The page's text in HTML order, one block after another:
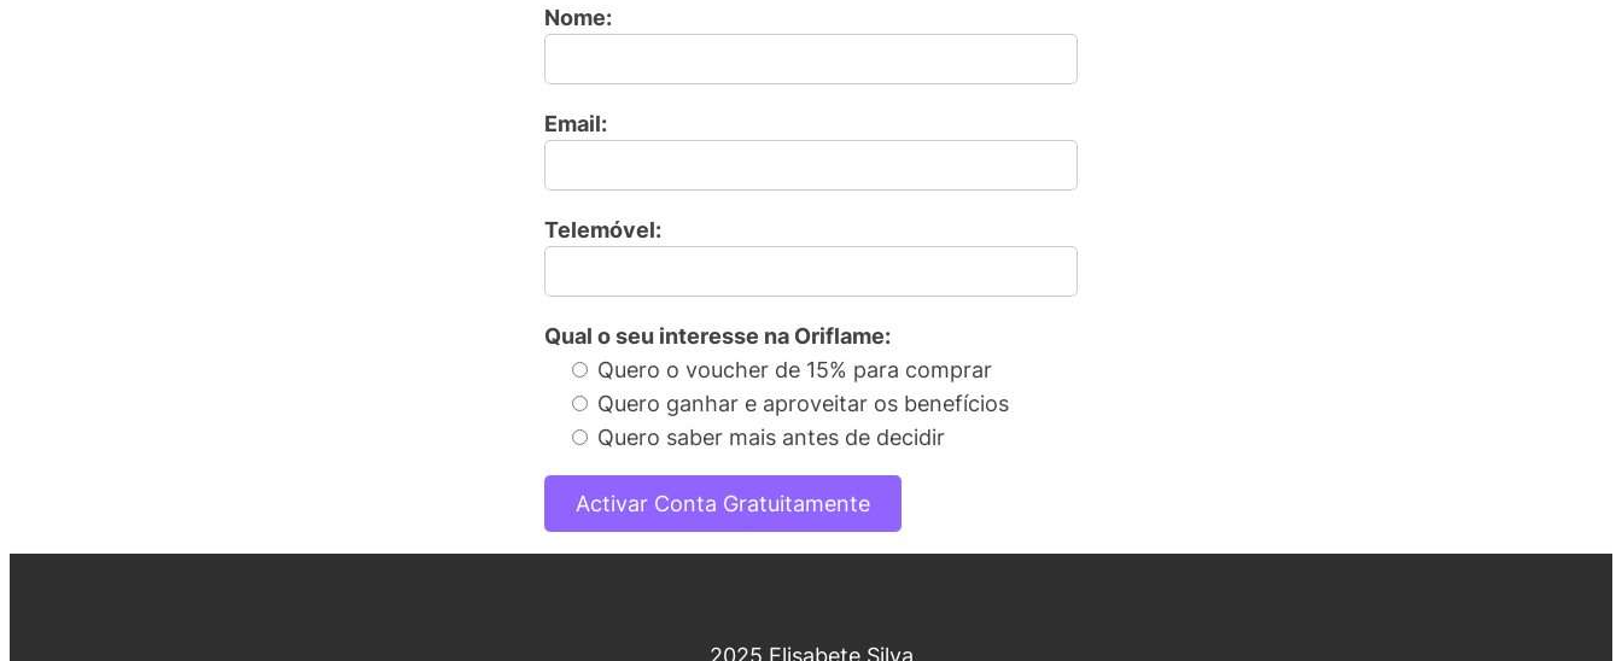
Nome:
Email:
Telemóvel:
Qual o seu interesse na Oriflame:
Quero o voucher de 15% para comprar
Quero ganhar e aproveitar os benefícios
Quero saber mais antes de decidir
2025 Elisabete Silva